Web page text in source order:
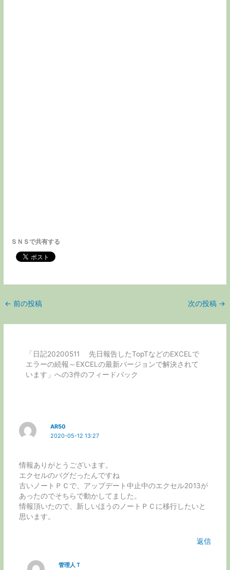
ＳＮＳで共有する
← 前の投稿 次の投稿 →
「日記20200511 先日報告したTopTなどのEXCELで
エラーの続報～EXCELの最新バージョンで解決されて
います」への3件のフィードバック
AR50
2020-05-12 13:27
情報ありがとうございます。
エクセルのバグだったんですね
古いノートＰＣで、アップデート中止中のエクセル2013が
あったのでそちらで動かしてました。
情報頂いたので、新しいほうのノートＰＣに移行したいと
思います。
返信
管理人Ｔ